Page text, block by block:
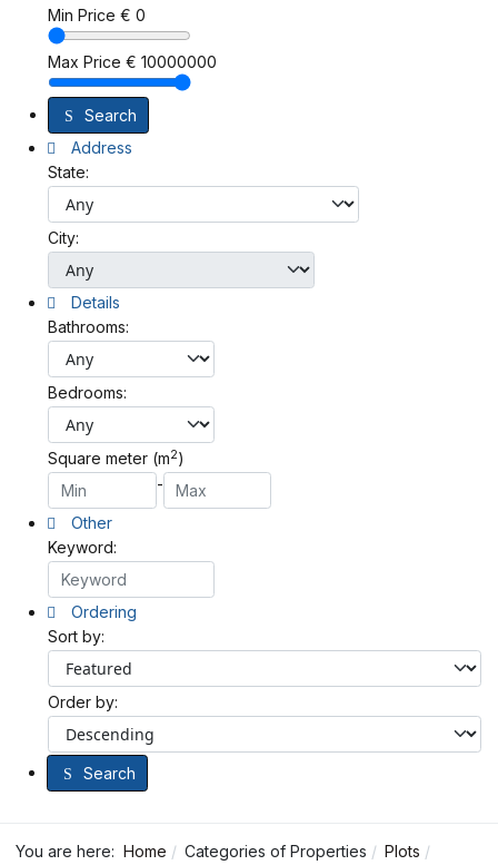
Min Price € 0
Max Price € 10000000
Search
Address
State:
City:
Details
Bathrooms:
Bedrooms:
Square meter (m2)
-
Other
Keyword:
Ordering
Sort by:
Order by:
Search
You are here: Home Categories of Properties Plots